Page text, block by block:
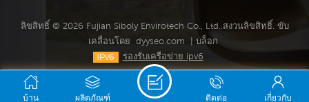
ลิขสิทธิ์ © 2026 Fujian Siboly Envirotech Co., Ltd..สงวนลิขสิทธิ์. ขับ
เคลื่อนโดย dyyseo.com
บล็อก
รองรับเครือข่าย ipv6
บ้าน ผลิตภัณฑ์ เกี่ยวกับ
ติดต่อ